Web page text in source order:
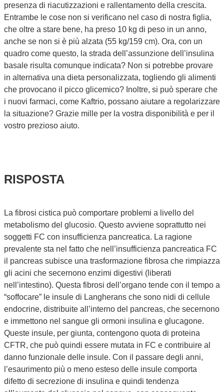
presenza di riacutizzazioni e rallentamento della crescita.
Entrambe le cose non si verificano nel caso di nostra figlia,
che oltre a stare bene, ha preso 10 kg di peso in un anno,
anche se non si è più alzata (55 kg/159 cm). Ora, con un
quadro come questo, la strada dell’assunzione dell’insulina
basale risulta comunque indicata? Non si potrebbe provare
in alternativa una dieta personalizzata, togliendo gli alimenti
che provocano il picco glicemico? Inoltre, si può sperare che
i nuovi farmaci, come Kaftrio, possano aiutare a regolarizzare
la situazione? Grazie mille per la vostra disponibilità e per il
vostro prezioso aiuto.
RISPOSTA
La fibrosi cistica può comportare problemi a livello del
metabolismo del glucosio. Questo avviene soprattutto nei
soggetti FC con insufficienza pancreatica. La ragione
prevalente sta nel fatto che nell’insufficienza pancreatica FC
il pancreas subisce una trasformazione fibrosa che rimpiazza
gli acini che secernono enzimi digestivi (liberati
nell’intestino). Questa fibrosi dell’organo tende con il tempo a
“soffocare” le insule di Langherans che sono nidi di cellule
endocrine, distribuite all’interno del pancreas, che secernono
e immettono nel sangue gli ormoni insulina e glucagone.
Queste insule, per giunta, contengono quota di proteina
CFTR, che può quindi essere mutata in FC e contribuire al
danno funzionale delle insule. Con il passare degli anni,
l’esaurimento più o meno esteso delle insule comporta
difetto di secrezione di insulina e quindi tendenza